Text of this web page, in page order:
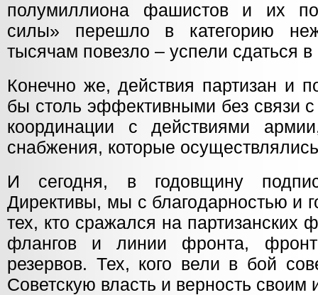
полумиллиона фашистов и их
силы» перешло в категорию
тысячам повезло – успели сдаться
Конечно же, действия партизан и
бы столь эффективными без связи
координации с действиями
снабжения, которые
И сегодня, в годовщину
Директивы, мы с благодарностью и
тех, кто сражался на партизанских
флангов и линии фронта,
резервов. Тех, кого вели в бой
Советскую власть и верность своим